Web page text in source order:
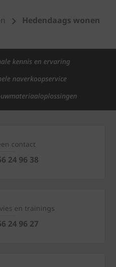
Hedendaags wonen
kennis en ervaring
naverkoopservice
contact
24 96 38
en trainings
24 96 27